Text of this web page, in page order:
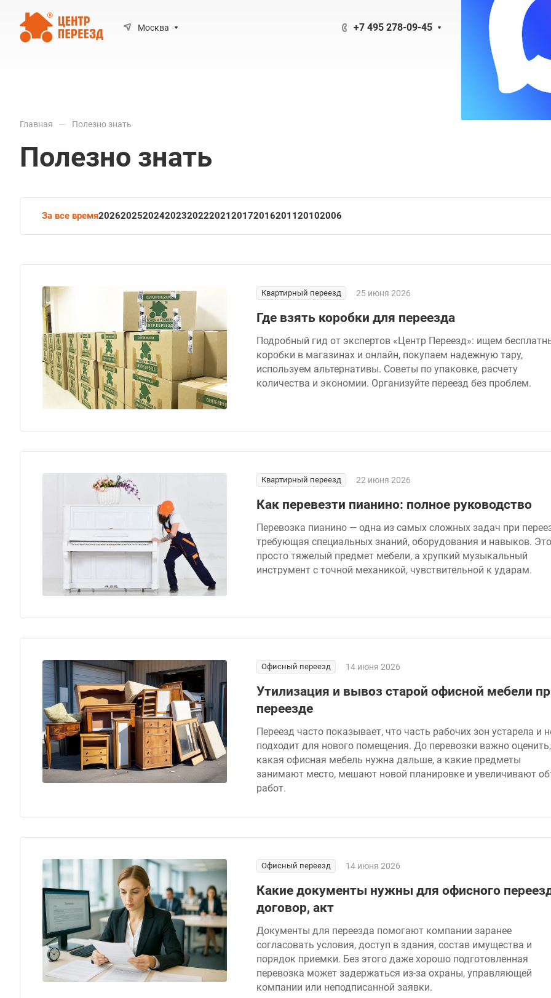
Москва +7 495 278-09-45
Главная — Полезно знать
Полезно знать
За все время20262025202420232022202120172016201120102006
Квартирный переезд 25 июня 2026
Где взять коробки для переезда
Подробный гид от экспертов «Центр Переезд»: ищем
коробки в магазинах и онлайн, покупаем надежную тару,
используем альтернативы. Советы по упаковке, расчету
количества и экономии. Организуйте переезд без проблем.
Квартирный переезд 22 июня 2026
Как перевезти пианино: полное руководство
Перевозка пианино — одна из самых сложных задач при
требующая специальных знаний, оборудования и навыков.
просто тяжелый предмет мебели, а хрупкий музыкальный
инструмент с точной механикой, чувствительной к ударам.
Офисный переезд 14 июня 2026
Утилизация и вывоз старой офисной мебели
переезде
Переезд часто показывает, что часть рабочих зон устарела и
подходит для нового помещения. До перевозки важно оценить,
какая офисная мебель нужна дальше, а какие предметы
занимают место, мешают новой планировке и увеличивают
работ.
Офисный переезд 14 июня 2026
Какие документы нужны для офисного
договор, акт
Документы для переезда помогают компании заранее
согласовать условия, доступ в здания, состав имущества и
порядок приемки. Без этого даже хорошо подготовленная
перевозка может задержаться из-за охраны, управляющей
компании или неподписанной заявки.